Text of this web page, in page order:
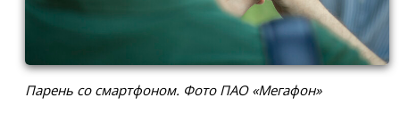
Парень со смартфоном. Фото ПАО «Мегафон»